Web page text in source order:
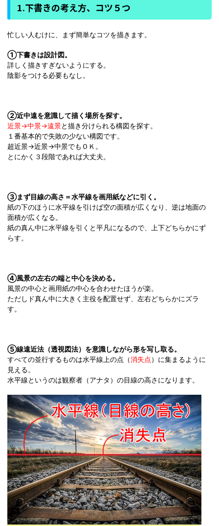
1.下書きの考え方、コツ５つ
忙しい人むけに、まず簡単なコツを描きます。
①下書きは設計図。
詳しく描きすぎないようにする。
陰影をつける必要もなし。
②近中遠を意識して描く場所を探す。
近景→中景→遠景と描き分けられる構図を探す。
１番基本的で失敗の少ない構図です。
超近景→近景→中景でもＯＫ。
とにかく３段階であれば大丈夫。
③まず目線の高さ＝水平線を画用紙などに引く。
紙の下のほうに水平線を引けば空の面積が広くなり、逆は地面の
面積が広くなる。
紙の真ん中に水平線を引くと平凡になるので、上下どちらかにず
らす。
④風景の左右の端と中心を決める。
風景の中心と画用紙の中心を合わせたほうが楽。
ただしド真ん中に大きく主役を配置せず、左右どちらかにズラ
す。
⑤線遠近法（透視図法）を意識しながら形を写し取る。
すべての並行するものは水平線上の点（消失点）に集まるように
見える。
水平線というのは観察者（アナタ）の目線の高さになります。